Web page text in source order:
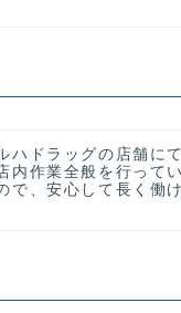
ハドラッグの店舗に
内作業全般を行って
で、安心して長く働